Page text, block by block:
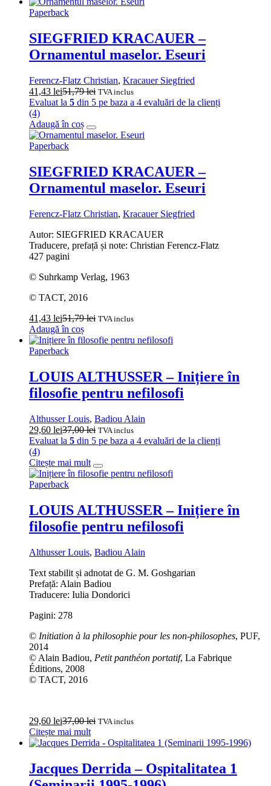
Paperback
SIEGFRIED KRACAUER –
Ornamentul maselor. Eseuri
Ferencz-Flatz Christian, Kracauer Siegfried
41,43 lei51,79lei TVA inclus
Evaluat la 5 din 5 pe baza a 4 evaluări de la clienți
(4)
Adaugă în coș
Paperback
SIEGFRIED KRACAUER –
Ornamentul maselor. Eseuri
Ferencz-Flatz Christian, Kracauer Siegfried
Autor: SIEGFRIED KRACAUER
Traducere, prefață și note: Christian Ferencz-Flatz
427 pagini
© Suhrkamp Verlag, 1963
© TACT, 2016
41,43 lei51,79lei TVA inclus
Adaugă în coș
Paperback
LOUIS ALTHUSSER – Inițiere în
filosofie pentru nefilosofi
Althusser Louis, Badiou Alain
29,60 lei37,00lei TVA inclus
Evaluat la 5 din 5 pe baza a 4 evaluări de la clienți
(4)
Citește mai mult
Paperback
LOUIS ALTHUSSER – Inițiere în
filosofie pentru nefilosofi
Althusser Louis, Badiou Alain
Text stabilit și adnotat de G. M. Goshgarian
Prefață: Alain Badiou
Traducere: Iulia Dondorici
Pagini: 278
© Initiation à la philosophie pour les non-philosophes, PUF,
2014
© Alain Badiou, Petit panthéon portatif, La Fabrique
Éditions, 2008
© TACT, 2016
29,60 lei37,00lei TVA inclus
Citește mai mult
Jacques Derrida – Ospitalitatea 1